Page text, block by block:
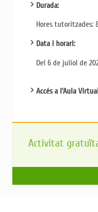
Durada:
Hores tutoritzades:
Data i horari:
Del 6 de juliol de
Accés a l'Aula
Activitat